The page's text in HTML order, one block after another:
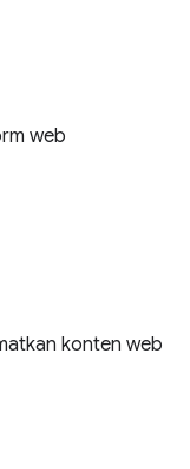
web
konten web